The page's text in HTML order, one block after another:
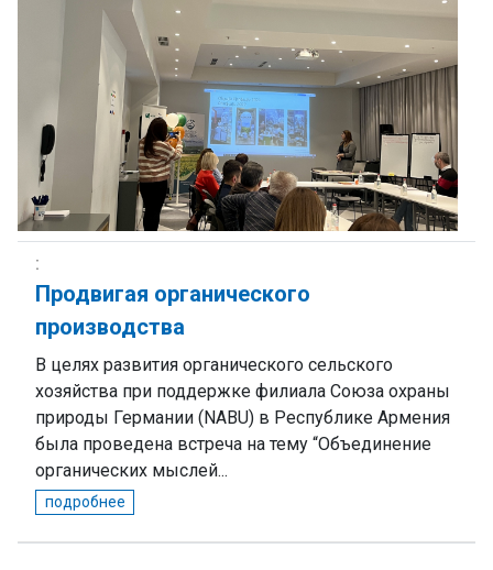
Продвигая органического
производства
В целях развития органического сельского
хозяйства при поддержке филиала Союза охраны
природы Германии (NABU) в Республике Армения
была проведена встреча на тему “Объединение
органических мыслей...
подробнее